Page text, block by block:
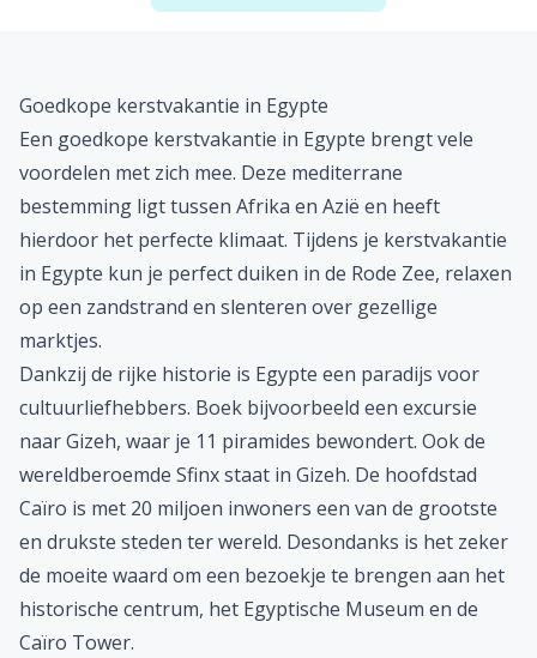
Goedkope kerstvakantie in Egypte
Een goedkope kerstvakantie in Egypte brengt vele
voordelen met zich mee. Deze mediterrane
bestemming ligt tussen Afrika en Azië en heeft
hierdoor het perfecte klimaat. Tijdens je kerstvakantie
in Egypte kun je perfect duiken in de Rode Zee, relaxen
op een zandstrand en slenteren over gezellige
marktjes.
Dankzij de rijke historie is Egypte een paradijs voor
cultuurliefhebbers. Boek bijvoorbeeld een excursie
naar Gizeh, waar je 11 piramides bewondert. Ook de
wereldberoemde Sfinx staat in Gizeh. De hoofdstad
Caïro is met 20 miljoen inwoners een van de grootste
en drukste steden ter wereld. Desondanks is het zeker
de moeite waard om een bezoekje te brengen aan het
historische centrum, het Egyptische Museum en de
Caïro Tower.